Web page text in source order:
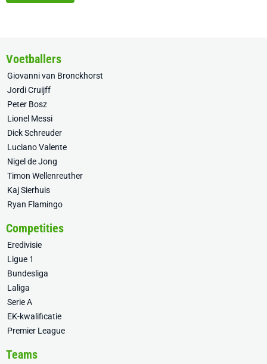
Voetballers
Giovanni van Bronckhorst
Jordi Cruijff
Peter Bosz
Lionel Messi
Dick Schreuder
Luciano Valente
Nigel de Jong
Timon Wellenreuther
Kaj Sierhuis
Ryan Flamingo
Competities
Eredivisie
Ligue 1
Bundesliga
Laliga
Serie A
EK-kwalificatie
Premier League
Teams